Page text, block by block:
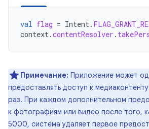
val flag = Intent.
context.contentResolver .
Примечание: Приложение может
предоставлять доступ к
раз. При каждом дополнительном
к фотографиям или видео после того,
5000, система удаляет первое